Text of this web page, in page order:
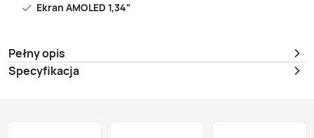
Ekran AMOLED 1,34"
Pełny opis
Specyfikacja